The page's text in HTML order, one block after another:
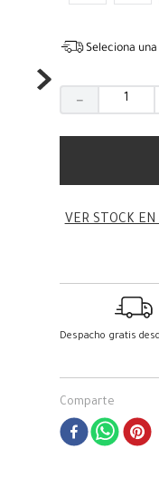
Seleciona
－
VER STOCK
Despacho gratis
Comparte